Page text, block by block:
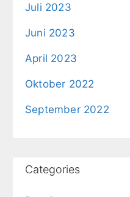
Juli 2023
Juni 2023
April 2023
Oktober 2022
September 2022
Categories